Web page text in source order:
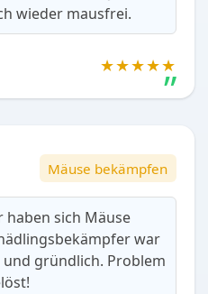
wieder mausfrei.
★★★★★
Mäuse bekämpfen
haben sich Mäuse
war
gründlich. Problem